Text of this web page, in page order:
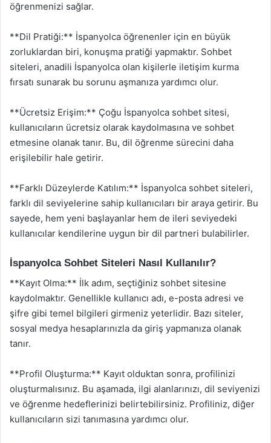
öğrenmenizi sağlar.
**Dil Pratiği:** İspanyolca öğrenenler için en büyük
zorluklardan biri, konuşma pratiği yapmaktır. Sohbet
siteleri, anadili İspanyolca olan kişilerle iletişim kurma
fırsatı sunarak bu sorunu aşmanıza yardımcı olur.
**Ücretsiz Erişim:** Çoğu İspanyolca sohbet sitesi,
kullanıcıların ücretsiz olarak kaydolmasına ve sohbet
etmesine olanak tanır. Bu, dil öğrenme sürecini daha
erişilebilir hale getirir.
**Farklı Düzeylerde Katılım:** İspanyolca sohbet siteleri,
farklı dil seviyelerine sahip kullanıcıları bir araya getirir. Bu
sayede, hem yeni başlayanlar hem de ileri seviyedeki
kullanıcılar kendilerine uygun bir dil partneri bulabilirler.
İspanyolca Sohbet Siteleri Nasıl Kullanılır?
**Kayıt Olma:** İlk adım, seçtiğiniz sohbet sitesine
kaydolmaktır. Genellikle kullanıcı adı, e-posta adresi ve
şifre gibi temel bilgileri girmeniz yeterlidir. Bazı siteler,
sosyal medya hesaplarınızla da giriş yapmanıza olanak
tanır.
**Profil Oluşturma:** Kayıt olduktan sonra, profilinizi
oluşturmalısınız. Bu aşamada, ilgi alanlarınızı, dil seviyenizi
ve öğrenme hedeflerinizi belirtebilirsiniz. Profiliniz, diğer
kullanıcıların sizi tanımasına yardımcı olur.